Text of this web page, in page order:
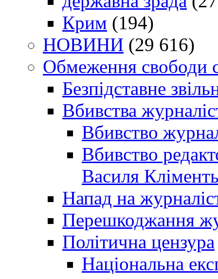
Крим (194)
НОВИНИ (29 616)
Обмеження свободи
Безпідставне
Вбивства
Вбивство
Вбивство
Василя
Напад на
Перешкоджання
Політична цензура
Національна